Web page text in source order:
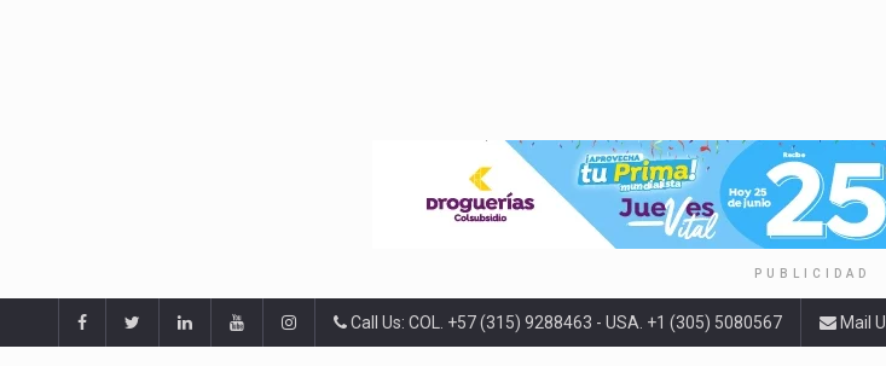
PUBLICIDAD
Call Us: COL. +57 (315) 9288463 - USA. +1 (305) 5080567 Mail